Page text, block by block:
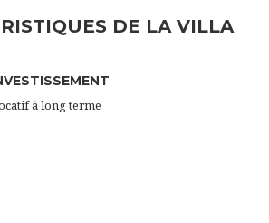
DE LA VILLA
à long terme